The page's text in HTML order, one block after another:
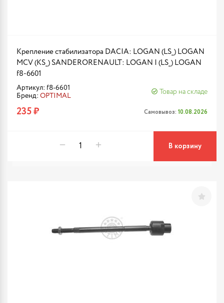
Крепление стабилизатора DACIA: LOGAN (LS_) LOGAN
MCV (KS_) SANDERORENAULT: LOGAN I (LS_) LOGAN
f8-6601
Артикул: f8-6601
Бренд: OPTIMAL
Товар на складе
235 ₽ Самовывоз: 10.08.2026
В корзину